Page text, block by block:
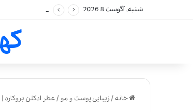
شنبه, آگوست 8 2026
خانه/زیبایی پوست و مو /عطر ادکلن بروکارد | Brocard |